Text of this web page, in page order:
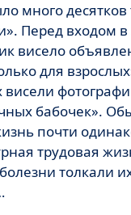
много десятков
Перед входом в
висело
для
висели
бабочек».
почти
трудовая
толкали